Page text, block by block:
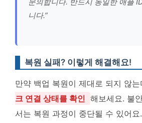
니다.”
복원 실패? 이렇게 해결해요!
만약 백업 복원이 제대로 되지 않는
크 연결 상태를 확인 해보세요. 불
서는 복원 과정이 중단될 수 있어